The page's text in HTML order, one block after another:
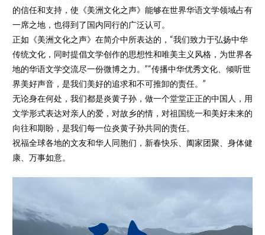
的信任和支持，使《美洲文化之声》能够在世界华语文学领域占有
一席之地，也得到了国内同行的广泛认可。
正如《美洲文化之声》在简介中所表达的，“我们致力于弘扬中华
传统文化，同时提倡文学创作的思想性和唯美主义风格，为世界各
地的华语文学交流尽一份微博之力。”“传播中华优秀文化、倾听世
界美好声音，是我们美好的追求和不可推卸的责任。”
无论身在何处，我们都是炎黄子孙，做一个堂堂正正的中国人，用
文学形式表达对亲人的爱，对故乡的情，对祖国统一和美好未来的
向往和期盼，是我们每一位炎黄子孙共同的责任。
祝福全球各地的文友和华人同胞们，新春快乐、阖家团聚、身体健
康、万事如意。